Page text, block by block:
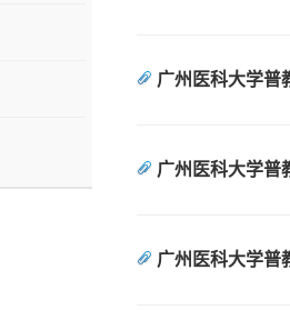
广州医科大学普
广州医科大学普
广州医科大学普